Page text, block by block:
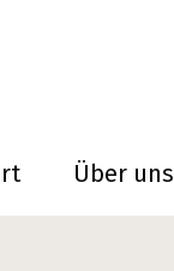
Über uns